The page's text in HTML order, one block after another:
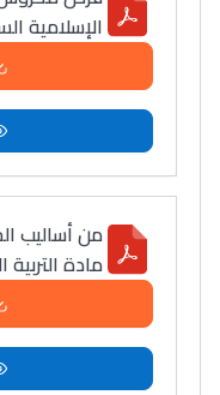
الإسلامية
من أساليب
مادة التربية